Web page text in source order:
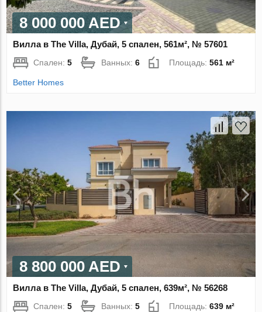
8 000 000 AED
Вилла в The Villa, Дубай, 5 спален, 561м², № 57601
Спален:5 Ванных:6 Площадь:561 м²
Better Homes
8 800 000 AED
Вилла в The Villa, Дубай, 5 спален, 639м², № 56268
Спален:5 Ванных:5 Площадь:639 м²